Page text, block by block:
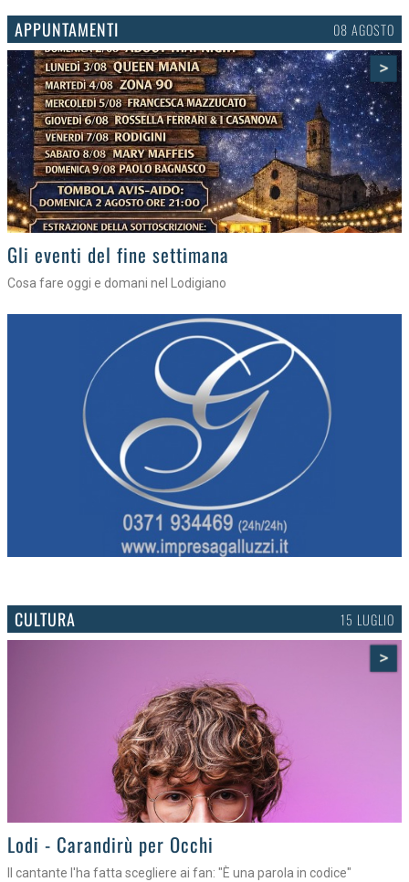
APPUNTAMENTI 06 AGOSTO
>
Gli appuntamenti fino a sabato
Cosa fare nel Lodigiano
CULTURA 15 LUGLIO
>
Lodi - Carandirù per Occhi
Il cantante l'ha fatta scegliere ai fan: "È una parola in codice"